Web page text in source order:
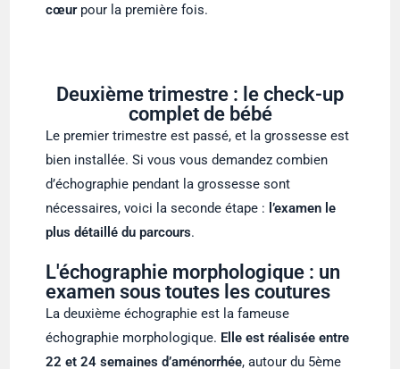
cœurpour la première fois.
Deuxième trimestre : le check-up
complet de bébé
Le premier trimestre est passé, et la grossesse est
bien installée. Si vous vous demandez combien
d’échographie pendant la grossesse sont
nécessaires, voici la seconde étape : l’examen le
plus détaillé du parcours.
L'échographie morphologique : un
examen sous toutes les coutures
La deuxième échographie est la fameuse
échographie morphologique. Elle est réalisée entre
22 et 24 semaines d’aménorrhée, autour du 5ème